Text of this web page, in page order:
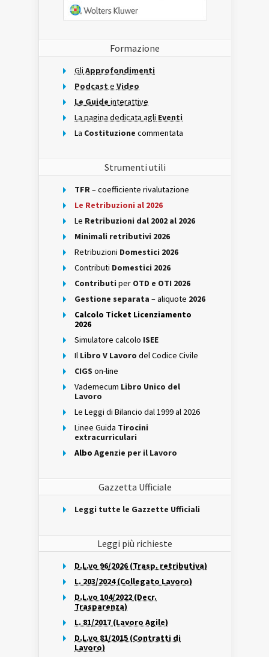
Formazione
Gli Approfondimenti
Podcast e Video
Le Guide interattive
La pagina dedicata agli Eventi
La Costituzione commentata
Strumenti utili
TFR– coefficiente rivalutazione
Le Retribuzioni al 2026
Le Retribuzioni dal 2002 al 2026
Minimali retributivi 2026
Retribuzioni Domestici 2026
Contributi Domestici 2026
Contributi per OTD e OTI 2026
Gestione separata – aliquote 2026
Calcolo Ticket Licenziamento
2026
Simulatore calcolo ISEE
Il Libro V Lavoro del Codice Civile
CIGS on-line
Vademecum Libro Unico del
Lavoro
Le Leggi di Bilancio dal 1999 al 2026
Linee Guida Tirocini
extracurriculari
Albo Agenzie per il Lavoro
Gazzetta Ufficiale
Leggi tutte le Gazzette Ufficiali
Leggi più richieste
D.L.vo 96/2026 (Trasp. retributiva)
L. 203/2024 (Collegato Lavoro)
D.L.vo 104/2022 (Decr.
Trasparenza)
L. 81/2017 (Lavoro Agile)
D.L.vo 81/2015 (Contratti di
Lavoro)